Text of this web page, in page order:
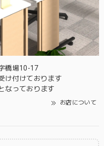
橋場10-17
け付けております
なっております
お店について